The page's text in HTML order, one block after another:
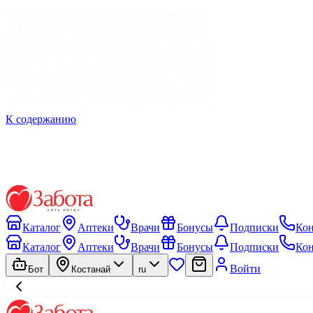
К содержанию
Каталог Аптеки Врачи Бонусы Подписки
Каталог
Аптеки Врачи Бонусы Подписки
Бот Костанай ru Войти